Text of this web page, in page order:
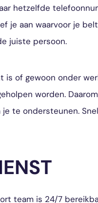
hetzelfde
je aan waarvoor je
juiste persoon.
is of gewoon onder
worden.
te ondersteunen.
team is 24/7